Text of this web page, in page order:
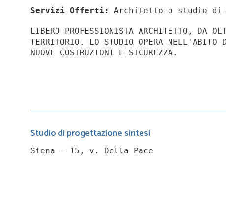
Servizi Offerti: Architetto o studio di
LIBERO PROFESSIONISTA ARCHITETTO, DA
TERRITORIO. LO STUDIO OPERA NELL'ABITO
NUOVE COSTRUZIONI E SICUREZZA.
Studio di progettazione sintesi
Siena - 15, v. Della Pace